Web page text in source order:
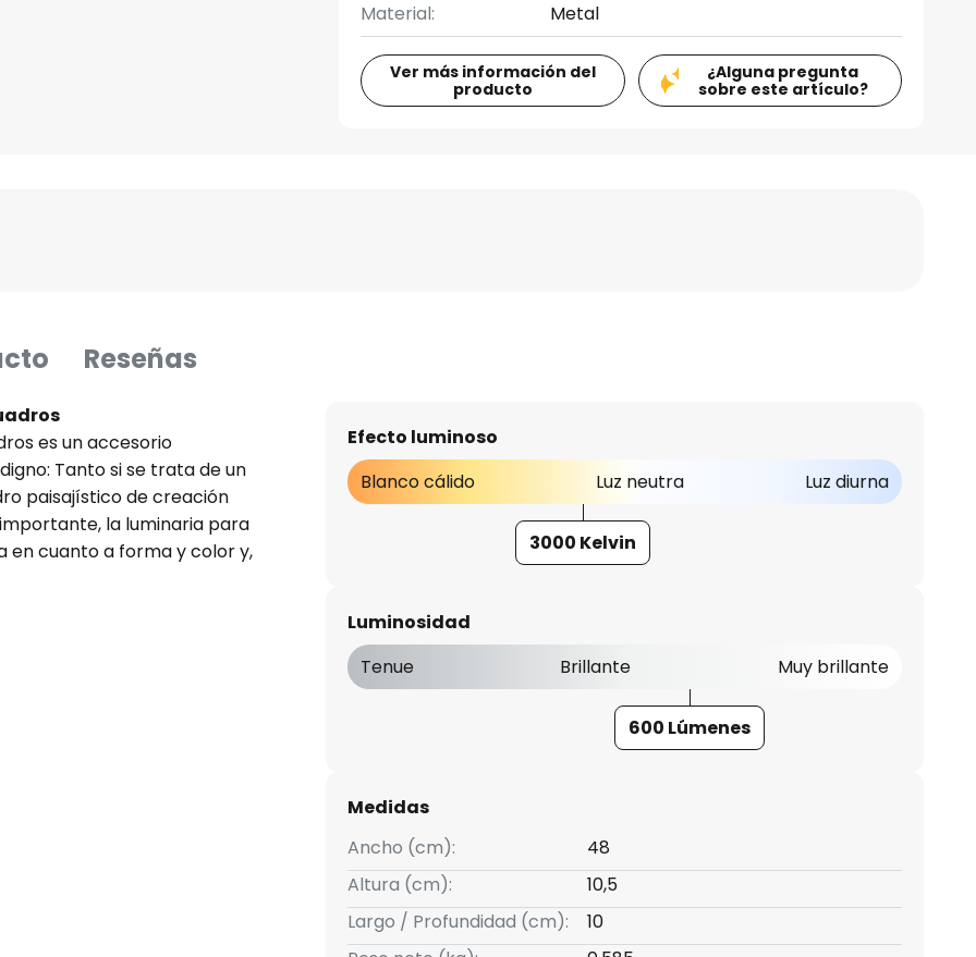
Material:
Metal
Ver más información del
producto
¿Alguna pregunta
sobre este artículo?
Reseñas
es un accesorio
Tanto si se trata de un
paisajístico de creación
la luminaria para
en cuanto a forma y color y,
ilumina de forma ideal el
Efecto luminoso
Blanco cálido
Luz neutra Luz diurna
3000 Kelvin
Luminosidad
Tenue
Brillante Muy brillante
600 Lúmenes
Medidas
Ancho (cm):
48
Altura (cm):
10,5
Largo / Profundidad (cm):
10